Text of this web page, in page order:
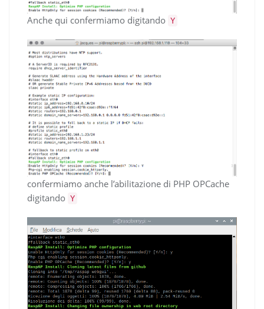
Anche qui confermiamo digitando Y
confermiamo anche l’abilitazione di PHP OPCache
digitando Y